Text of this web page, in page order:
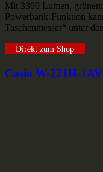
Mit 3300 Lumen,
Powerbank-Funktion
Taschenmesser“ unter
Direkt zum Shop
Casio W-221H-1AV